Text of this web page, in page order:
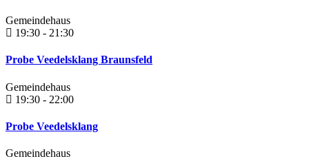
Gemeindehaus
19:30 - 21:30
Probe Veedelsklang Braunsfeld
Gemeindehaus
19:30 - 22:00
Probe Veedelsklang
Gemeindehaus